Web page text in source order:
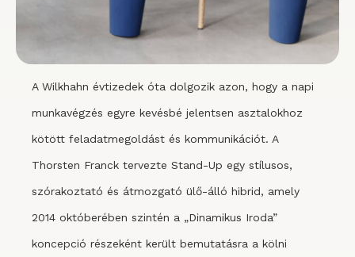
A Wilkhahn évtizedek óta dolgozik azon, hogy a napi
munkavégzés egyre kevésbé jelentsen asztalokhoz
kötött feladatmegoldást és kommunikációt. A
Thorsten Franck tervezte Stand-Up egy stílusos,
szórakoztató és átmozgató ülő-álló hibrid, amely
2014 októberében szintén a „Dinamikus Iroda”
koncepció részeként került bemutatásra a kölni